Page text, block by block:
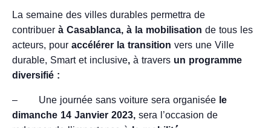
La semaine des villes durables permettra de
contribuerà Casablanca, à la mobilisationde tous les
acteurs, pouraccélérer la transitionvers une Ville
durable, Smart et inclusive,à traversun programme
diversifié :
– Une journée sans voiture sera organiséele
dimanche 14 Janvier 2023,sera l’occasion de